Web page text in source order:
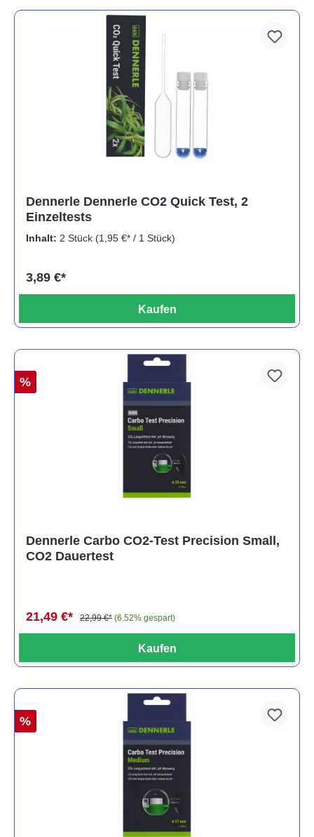
Dennerle Dennerle CO2 Quick Test, 2
Einzeltests
Inhalt: 2 Stück (1,95 €* / 1 Stück)
3,89 €*
Kaufen
%
Dennerle Carbo CO2-Test Precision Small,
CO2 Dauertest
21,49 €* 22,99 €* (6.52% gespart)
Kaufen
%